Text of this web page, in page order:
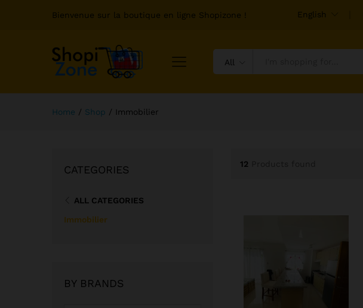
Bienvenue sur la boutique en ligne Shopizone ! English
All
Home / Shop / Immobilier
12
CATEGORIES
ALL CATEGORIES
Immobilier
BY BRANDS